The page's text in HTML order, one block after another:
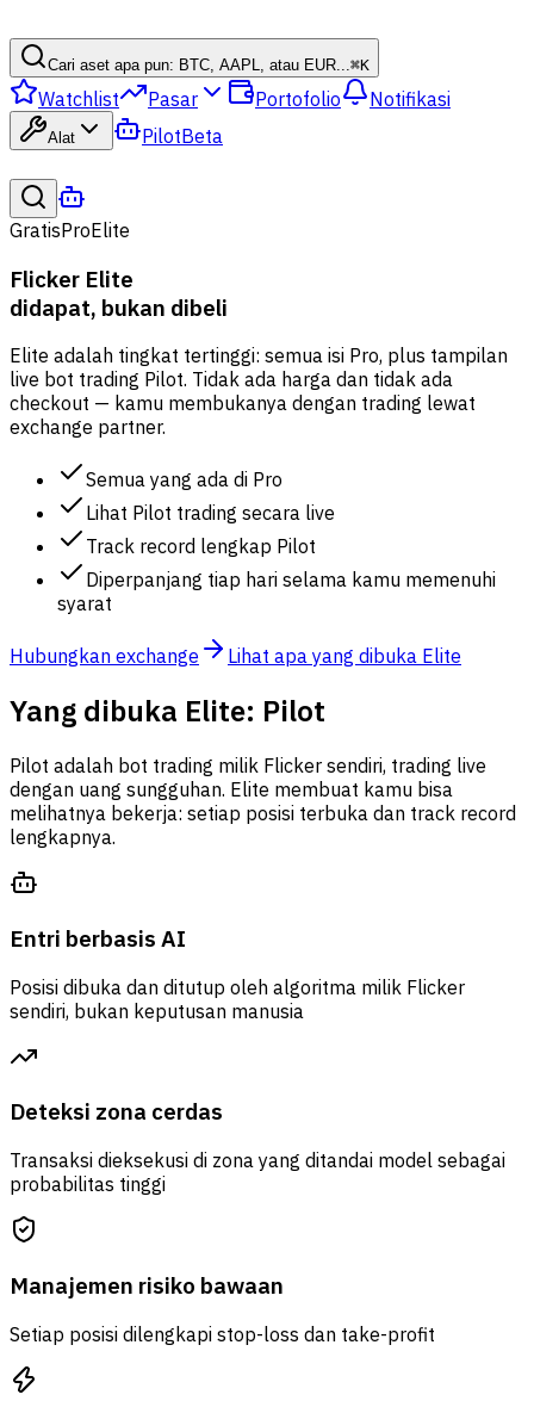
Cari aset apa pun: BTC, AAPL, atau EUR...⌘K
Watchlist Pasar Portofolio Notifikasi
Alat PilotBeta
GratisProElite
Flicker Elite
didapat, bukan dibeli
Elite adalah tingkat tertinggi: semua isi Pro, plus tampilan
live bot trading Pilot. Tidak ada harga dan tidak ada
checkout — kamu membukanya dengan trading lewat
exchange partner.
Semua yang ada di Pro
Lihat Pilot trading secara live
Track record lengkap Pilot
Diperpanjang tiap hari selama kamu memenuhi
syarat
Hubungkan exchange Lihat apa yang dibuka Elite
Yang dibuka Elite: Pilot
Pilot adalah bot trading milik Flicker sendiri, trading live
dengan uang sungguhan. Elite membuat kamu bisa
melihatnya bekerja: setiap posisi terbuka dan track record
lengkapnya.
Entri berbasis AI
Posisi dibuka dan ditutup oleh algoritma milik Flicker
sendiri, bukan keputusan manusia
Deteksi zona cerdas
Transaksi dieksekusi di zona yang ditandai model sebagai
probabilitas tinggi
Manajemen risiko bawaan
Setiap posisi dilengkapi stop-loss dan take-profit